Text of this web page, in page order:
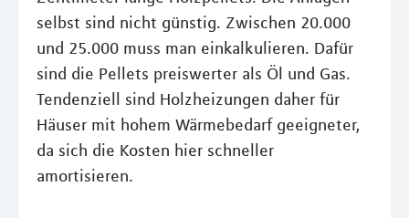
selbst sind nicht günstig. Zwischen 20.000
und 25.000 muss man einkalkulieren. Dafür
sind die Pellets preiswerter als Öl und Gas.
Tendenziell sind Holzheizungen daher für
Häuser mit hohem Wärmebedarf geeigneter,
da sich die Kosten hier schneller
amortisieren.